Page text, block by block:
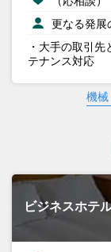
更なる発展
・大手の取引
テナンス対応
機
ビジネスホテ